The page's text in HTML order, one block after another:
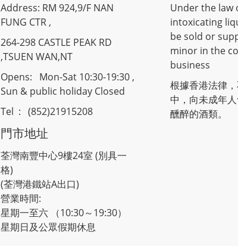
Address: RM 924,9/F NAN
FUNG CTR ,
264-298 CASTLE PEAK RD
,TSUEN WAN,NT
Opens: Mon-Sat 10:30-19:30 ,
Sun & public holiday Closed
Tel : (852)21915208
門市地址
荃灣南豐中心9樓24室 (別具一
格)
(荃灣港鐵站A出口)
營業時間:
星期一至六 （10:30～19:30）
星期日及公眾假期休息
Under the law
intoxicating
be sold or
minor in the
business
根據香港法律
中，向未成年
醺醉的酒類。